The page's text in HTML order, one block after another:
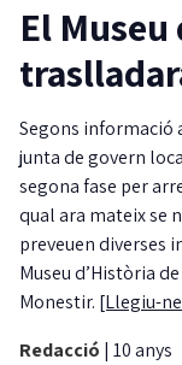
El Museu
Segons informació
junta de govern
segona fase per
qual ara mateix se
preveuen diverses
Museu d’Història
Monestir. [Llegiu-
Redacció | 10 anys